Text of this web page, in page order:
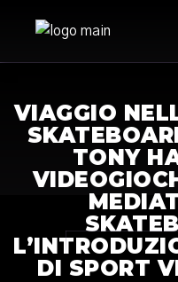
VIAGGIO
TONY
DI SPORT